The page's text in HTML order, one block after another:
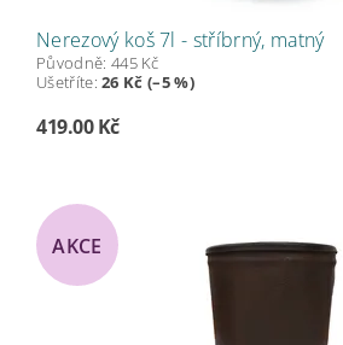
Nerezový koš 7l - stříbrný, matný
Původně: 445 Kč
Ušetříte:26 Kč (–5 %)
419.00 Kč
AKCE